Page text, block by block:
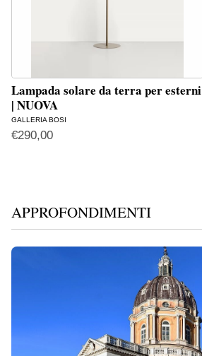
Lampada solare da terra per esterni
| NUOVA
GALLERIA BOSI
€290,00
APPROFONDIMENTI